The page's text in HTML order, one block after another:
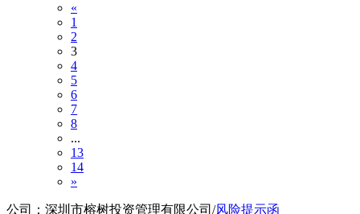
«
1
2
3
4
5
6
7
8
...
13
14
»
公司：深圳市榕树投资管理有限公司 /风险提示函